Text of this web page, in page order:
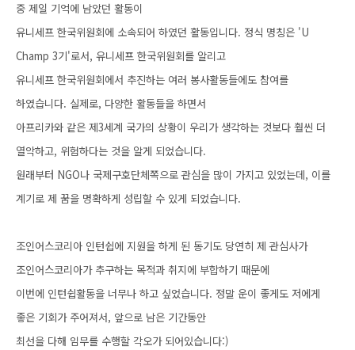
중 제일 기억에 남았던 활동이
유니세프 한국위원회에 소속되어 하였던 활동입니다. 정식 명칭은 'U
Champ 3기'로서, 유니세프 한국위원회를 알리고
유니세프 한국위원회에서 추진하는 여러 봉사활동들에도 참여를
하였습니다. 실제로, 다양한 활동들을 하면서
아프리카와 같은 제3세계 국가의 상황이 우리가 생각하는 것보다 훨씬 더
열악하고, 위험하다는 것을 알게 되었습니다.
원래부터 NGO나 국제구호단체쪽으로 관심을 많이 가지고 있었는데, 이를
계기로 제 꿈을 명확하게 성립할 수 있게 되었습니다.
조인어스코리아 인턴쉽에 지원을 하게 된 동기도 당연히 제 관심사가
조인어스코리아가 추구하는 목적과 취지에 부합하기 때문에
이번에 인턴쉽활동을 너무나 하고 싶었습니다. 정말 운이 좋게도 저에게
좋은 기회가 주어져서, 앞으로 남은 기간동안
최선을 다해 임무를 수행할 각오가 되어있습니다:)